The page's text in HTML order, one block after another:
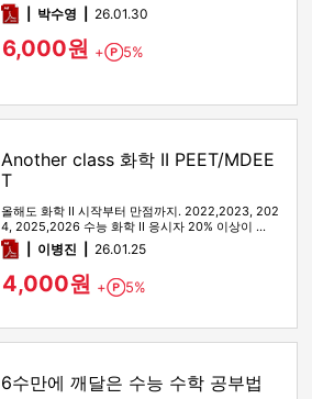
pdf박수영 26.01.30
6,000원 + Point
5%
Another class 화학 II PEET/MDEE
T
올해도 화학 II 시작부터 만점까지. 2022,2023, 202
4, 2025,2026 수능 화학 II 응시자 20% 이상이 …
pdf이병진 26.01.25
4,000원 + Point
5%
6수만에 깨달은 수능 수학 공부법